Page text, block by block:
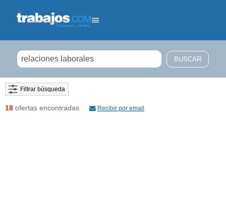
Filtrar búsqueda
18 ofertas encontradas Recibir por email